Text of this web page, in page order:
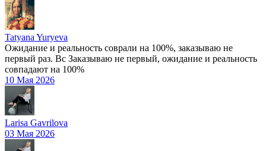
Tatyana Yuryeva
Ожидание и реальность соврали на 100%, заказываю не
первый раз. Вс Заказываю не первый, ожидание и реальность
совпадают на 100%
10 Мая 2026
Larisa Gavrilova
03 Мая 2026